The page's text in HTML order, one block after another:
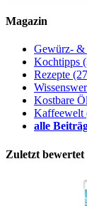
Magazin
Gewürz- &
Kochtipps
Rezepte
Kostbare
Kaffeewelt
alle
Zuletzt bewertet